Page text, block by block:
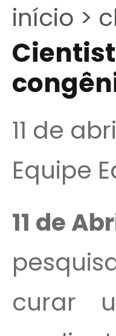
início >
11 de
Equipe
11 de
curar